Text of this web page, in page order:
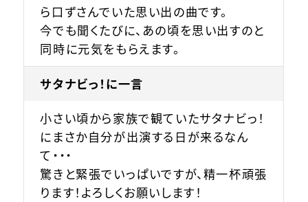
ら口ずさんでいた思い出の曲です。
今でも聞くたびに、あの頃を思い出すのと
同時に元気をもらえます。
サタナビっ！に一言
小さい頃から家族で観ていたサタナビっ！
にまさか自分が出演する日が来るなん
て・・・
驚きと緊張でいっぱいですが、精一杯頑張
ります！よろしくお願いします！